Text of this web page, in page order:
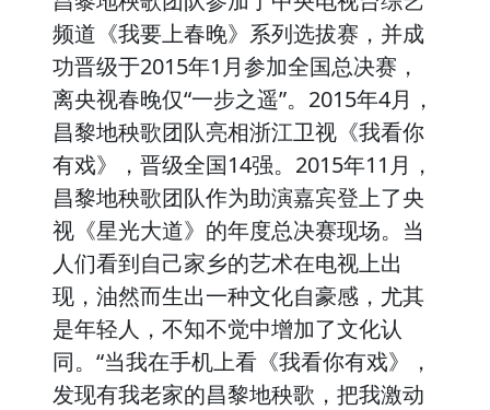
频道《我要上春晚》系列选拔赛，并成
功晋级于2015年1月参加全国总决赛，
离央视春晚仅“一步之遥”。2015年4月，
昌黎地秧歌团队亮相浙江卫视《我看你
有戏》，晋级全国14强。2015年11月，
昌黎地秧歌团队作为助演嘉宾登上了央
视《星光大道》的年度总决赛现场。当
人们看到自己家乡的艺术在电视上出
现，油然而生出一种文化自豪感，尤其
是年轻人，不知不觉中增加了文化认
同。“当我在手机上看《我看你有戏》，
发现有我老家的昌黎地秧歌，把我激动